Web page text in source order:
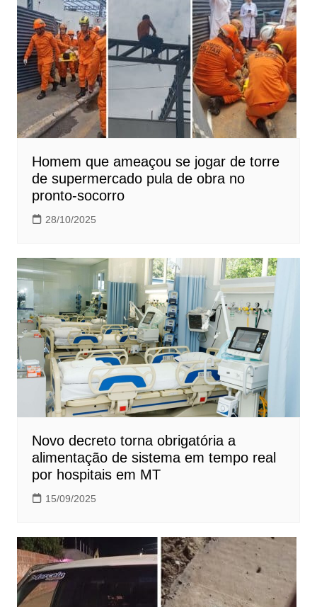
Homem que ameaçou se jogar de torre
de supermercado pula de obra no
pronto-socorro
28/10/2025
Novo decreto torna obrigatória a
alimentação de sistema em tempo real
por hospitais em MT
15/09/2025